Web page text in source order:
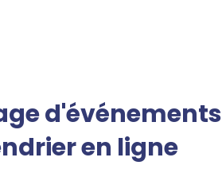
d'événements
en ligne